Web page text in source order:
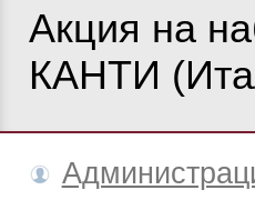
Акция на
КАНТИ